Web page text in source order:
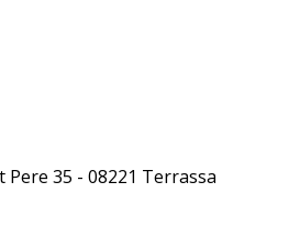
Pere 35 - 08221 Terrassa